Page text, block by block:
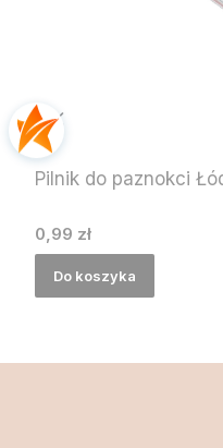
Pilnik do paznokci
Cena
0,99 zł
Do koszyka